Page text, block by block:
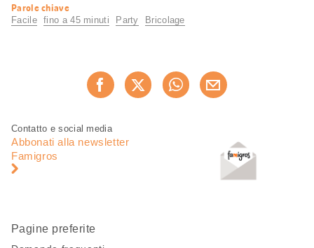
Informazioni
utili
Parole chiave
Facile fino a 45 minuti Party Bricolage
Consiglia ora
Piè
pagina
Navigazione
pagina
Contatto e social media
Abbonati alla newsletter
Famigros
Pagine preferite